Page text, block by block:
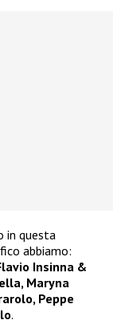
in questa
abbiamo:
Insinna &
Maryna
Peppe
.